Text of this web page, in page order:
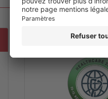
6TH WORLD CONGRESS